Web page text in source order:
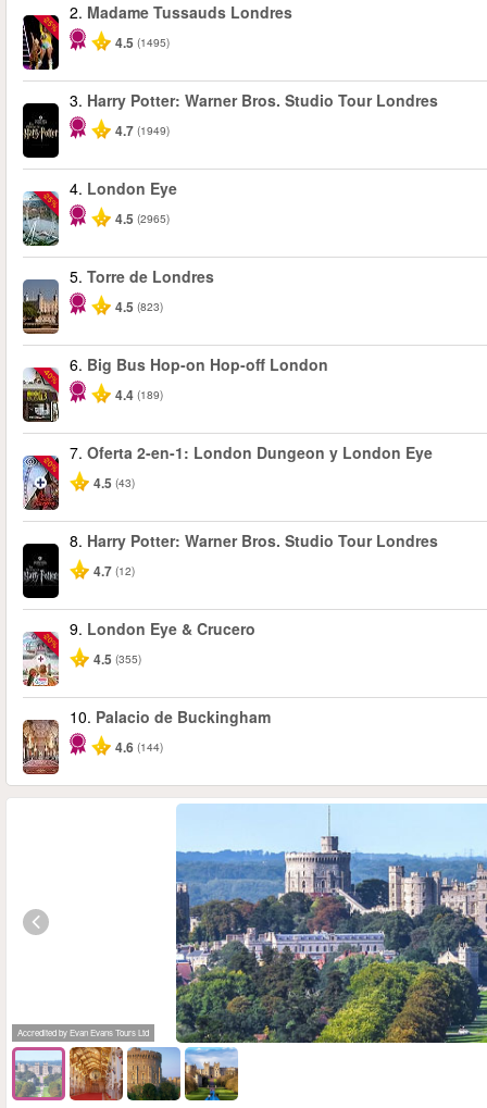
-25%
2. Madame Tussauds Londres
4.5 (1495)
3. Harry Potter: Warner Bros. Studio Tour Londres
4.7 (1949)
-25%
4. London Eye
4.5 (2965)
5. Torre de Londres
4.5 (823)
-40%
6. Big Bus Hop-on Hop-off London
4.4 (189)
-20%
7. Oferta 2-en-1: London Dungeon y London Eye
4.5 (43)
8. Harry Potter: Warner Bros. Studio Tour Londres
4.7 (12)
-20%
9. London Eye & Crucero
4.5 (355)
10. Palacio de Buckingham
4.6 (144)
Accredited by Evan Evans Tours Ltd